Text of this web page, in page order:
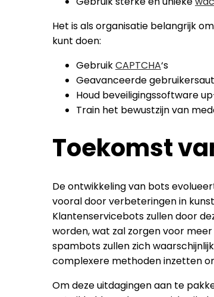
Het is als organisatie belangrijk
kunt doen:
GebruikCAPTCHA‘s
Geavanceerde
Houd beveiligingssoftware
Train het bewustzijn van
Toekomst
De ontwikkeling van bots
vooral door verbeteringen in
Klantenservicebots zullen door
worden, wat zal zorgen voor
spambots zullen zich
complexere methoden inzetten
Om deze uitdagingen aan te